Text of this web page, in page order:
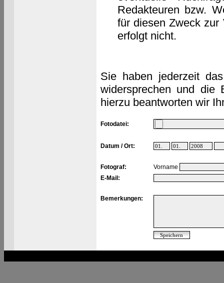
Redakteuren bzw.
für diesen Zweck zur
erfolgt nicht.
Sie haben jederzeit
widersprechen und die
hierzu beantworten wir
Fotodatei:
Datum / Ort:
Fotograf:
Vorname
E-Mail:
Bemerkungen: